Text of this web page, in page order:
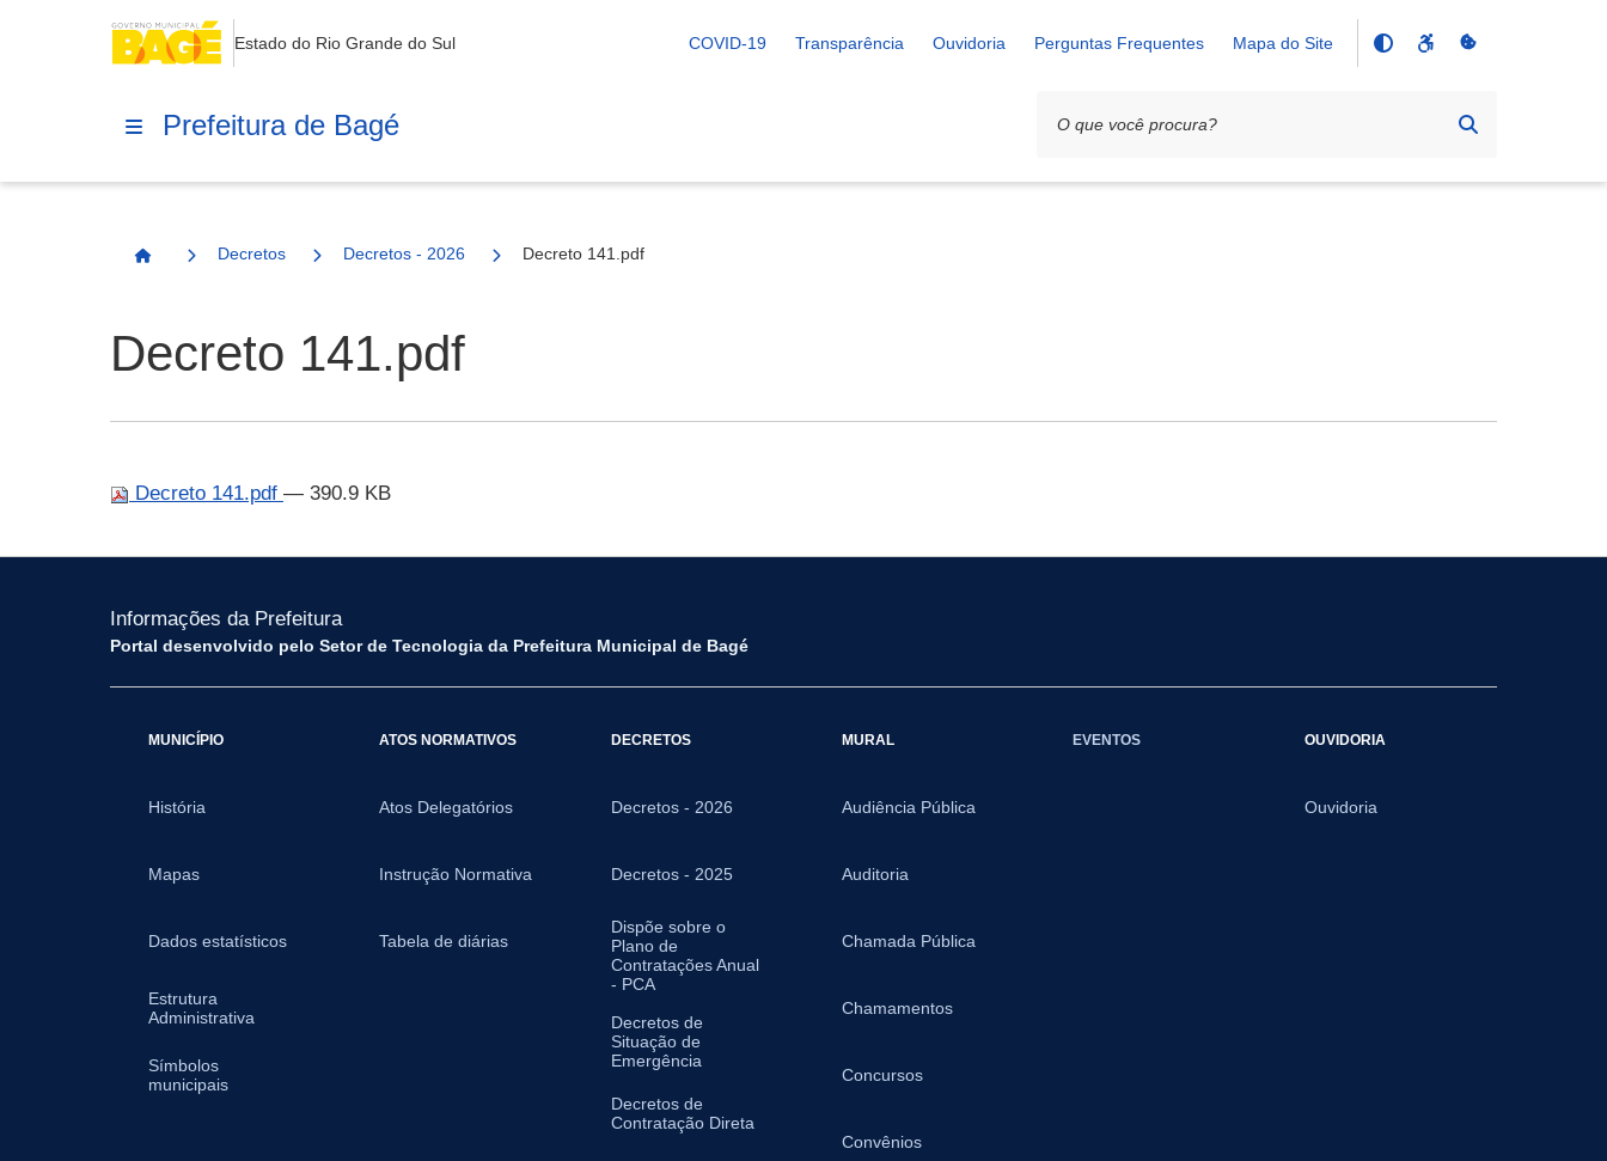
Estado do Rio Grande do Sul COVID-19 Transparência Ouvidoria Perguntas Frequentes Mapa do Site
Prefeitura de Bagé
Página Inicial
Decretos Decretos - 2026 Decreto 141.pdf
Decreto 141.pdf
Decreto 141.pdf — 390.9 KB
Informações da Prefeitura
Portal desenvolvido pelo Setor de Tecnologia da Prefeitura Municipal de Bagé
MUNICÍPIO
História
Mapas
Dados estatísticos
Estrutura
Administrativa
Símbolos
municipais
ATOS NORMATIVOS
Atos Delegatórios
Instrução Normativa
Tabela de diárias
DECRETOS
Decretos - 2026
Decretos - 2025
Dispõe sobre o
Plano de
Contratações Anual
- PCA
Decretos de
Situação de
Emergência
Decretos de
Contratação Direta
MURAL
Audiência Pública
Auditoria
Chamada Pública
Chamamentos
Concursos
Convênios
EVENTOS OUVIDORIA
Ouvidoria